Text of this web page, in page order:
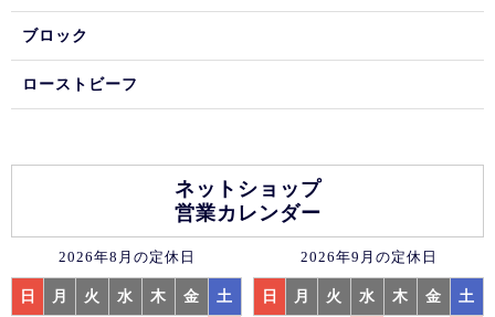
ブロック
ローストビーフ
ネットショップ
営業カレンダー
2026年8月の定休日
日 月 火 水 木 金 土
2026年9月の定休日
日 月 火 水 木 金 土